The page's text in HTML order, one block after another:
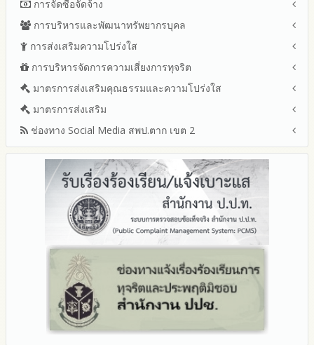
ข้อมูลการติดต่อและ ช่องทางการสอบถาม
นโยบายคุ้มครองข้อมูลส่วนบุคคล
ข่าวประชาสัมพันธ์
ข่าวสารพัฒนาสำนักงานเกี่ยวข้องกับแนวทางส่งเสริมความ
แผนยุทธศาสตร์หรือแผนพัฒนาสำนักงานเขตพื้นที่การศึกษา
แผนและความก้าวหน้าในการดำเนินงานและการใช้งบประมาณ
ปีงบประมาณ 2569
ปีงบประมาณ 2568
ปีงบประมาณ 2567
ปีงบประมาณ 2566
รายงานผลการดำเนินงานประจำปี
รายงานผลปี 2568
รายงานผลปี 2567
รายงานผลปี 2566
รายงานผลปี 2565
รายงานผลปี 2564
คู่มือหรือแนวทางการปฏิบัติงานของเจ้าหน้าที่
คู่มือหรือแนวทางการขอรับบริการสำหรับผู้รับบริการหรือผู้มา
ระบบการให้บริการผ่านช่องทางออนไลน์ (E-Service)
My Office
My School
SL-WEB
การจัดซื้อจัดจ้าง
สรุปผลการจัดซื้อจัดจ้างหรือการจัดหาพัสดุรายเดือน ประจำ
ปีงบประมาณ พ.ศ.2569 (แบบ สขร.1)
เขตพื้นที่การศึกษา ประจำปีงบประมาณ พ.ศ. 2568
การบริหารและพัฒนาทรัพยากรบุคล
หลักเกณฑ์และแผนการบริหารและพัฒนาทรัพยากรบุคลล ประจำ
ปีงบประมาณ พ.ศ.2569
รายงานผลการบริหารและพัฒนาทรัพยากรบุคคลประจำ
ปีงบประมาณ
ประมวลจริยธรรมและการขับเคลื่อนจริยธรรม
การส่งเสริมความโปร่งใส
แนวปฏิบัติการจัดการเรื่องร้องเรียนการทุจริตและประพฤติมิชอบ
ช่องทางแจ้งเรื่องร้องเรียนการทุจริตและประพฤติมิชอบ
ข้อมูลสถิติเรื่องร้องเรียนการทุจริตและประพฤติมิชอบ ประจำ
ปีงบประมาณ
การเปิดโอกาสให้มีส่วนร่วมในการดำเนินงานปีงบประมาณ
การบริหารจัดการความเสี่ยงการทุจริต
การขับเคลื่อนนโยบาย No Gift Policy จากการปฏิบัติหน้าที่และ
การเสริมสร้างรู้เกี่ยวกับหลักเกณฑ์การรับทรัพย์สินหรือประโยชน์อื่น
ใดโดยธรรมจรรยาของเจ้าพนักงานของรัฐ
การประเมินความเสี่ยงการทุจริต ในสำนักงานเขตพื้นที่การศึกษา
ประจำปีงบประมาณ
รายงานผลการดำเนินการตามแผนบริหารจัดการความเสี่ยงการ
ทุจริตของสำนักงานเขตพื้นที่การศึกษา ประจำงบประมาณ
มาตรการส่งเสริมคุณธรรมและความโปร่งใส
แผนปฏิบัติการป้องกันการทุจริตประจำปีงบประมาณ
2569
2568
2567
2566
2565
รายงานผลการดำเนินการป้องกันการทุจริตประจำปี
2568
2565
2564
2563
มาตรการส่งเสริม
มาตรการเผยแพร่ข้อมูลต่อสาธารณะ
มาตรการส่งเสริมความโปร่งใสในการจัดซื้อจัดจ้าง
มาตราการจัดการเรื่องร้องเรียนการทุจริต
มาตรการป้องกันการรับสินบน
มาตรการป้องกันการขัดกันระหว่างผลประโยชน์ส่วนตนกับส่วนรวม
มาตรการตรวจสอบการใช้ดุลพินิจ
มาตราการให้ผู้มีส่วนได้ส่วนเสียมีส่วนร่วม
ช่องทาง Social Media สพป.ตาก เขต 2
Q&A / ชมเชย / เสนอแนะ
Facebook เพจ สพป.ตาก 2
Youtube ช่อง สพป.ตาก เขต 2
Youtube เรื่องเล่าข่าวตาก 2